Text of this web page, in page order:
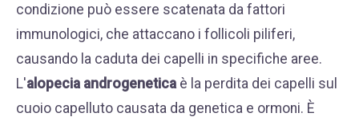
condizione può essere scatenata da fattori
immunologici, che attaccano i follicoli piliferi,
causando la caduta dei capelli in specifiche aree.
L'alopecia androgeneticaè la perdita dei capelli sul
cuoio capelluto causata da genetica e ormoni. È